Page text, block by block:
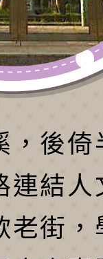
，後倚
連結人
老街，